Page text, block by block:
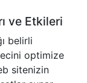
ve Etkileri
belirli
optimize
sitenizin